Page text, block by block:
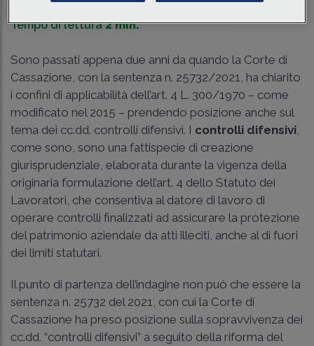
Traduci con IA Ascolta la news
Tempo di lettura2 min.
Sono passati appena due anni da quando la Corte di
Cassazione, con la sentenza n. 25732/2021, ha chiarito
i confini di applicabilità dell’art. 4 L. 300/1970 – come
modificato nel 2015 – prendendo posizione anche sul
tema dei cc.dd. controlli difensivi. I controlli difensivi,
come sono, sono una fattispecie di creazione
giurisprudenziale, elaborata durante la vigenza della
originaria formulazione dell’art. 4 dello Statuto dei
Lavoratori, che consentiva al datore di lavoro di
operare controlli finalizzati ad assicurare la protezione
del patrimonio aziendale da atti illeciti, anche al di fuori
dei limiti statutari.
Il punto di partenza dell’indagine non può che essere la
sentenza n. 25732 del 2021, con cui la Corte di
Cassazione ha preso posizione sulla sopravvivenza dei
cc.dd. “controlli difensivi” a seguito della riforma del